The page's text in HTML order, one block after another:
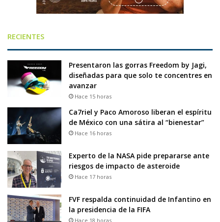
RECIENTES
Presentaron las gorras Freedom by Jagi,
diseñadas para que solo te concentres en
avanzar
Hace 15 horas
Ca7riel y Paco Amoroso liberan el espíritu
de México con una sátira al “bienestar”
Hace 16 horas
Experto de la NASA pide prepararse ante
riesgos de impacto de asteroide
Hace 17 horas
FVF respalda continuidad de Infantino en
la presidencia de la FIFA
Hace 18 horas